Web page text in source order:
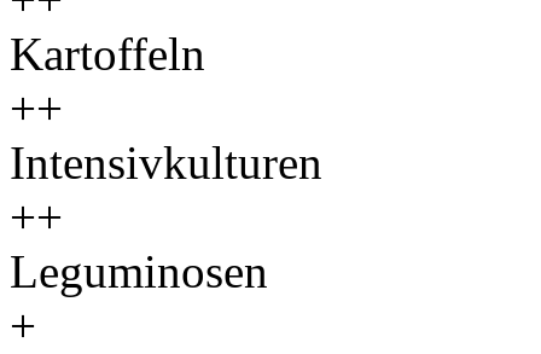
Kartoffeln
++
Intensivkulturen
++
Leguminosen
+